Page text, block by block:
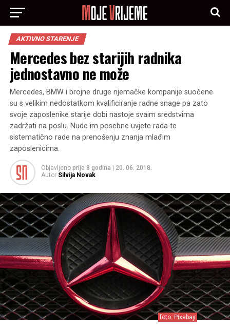
AKTIVNO STARENJE
Mercedes bez starijih radnika
jednostavno ne može
Mercedes, BMW i brojne druge njemačke kompanije suočene
su s velikim nedostatkom kvalificiranje radne snage pa zato
svoje zaposlenike starije dobi nastoje svaim sredstvima
zadržati na poslu. Nude im posebne uvjete rada te
sistematično rade na prenošenju znanja mlađim
zaposlenicima.
Objavljeno prije 8 godina
20. 06. 2018.
Autor Silvija Novak
foto: Pixabay